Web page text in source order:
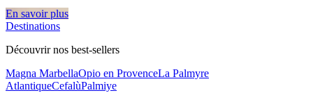
En savoir plus
Destinations
Découvrir nos best-sellers
Magna MarbellaOpio en ProvenceLa Palmyre
AtlantiqueCefalùPalmiye